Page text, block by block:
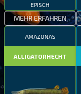
EPISCH
MEHR ERFAHREN
AMAZONAS
ALLIGATORHECHT